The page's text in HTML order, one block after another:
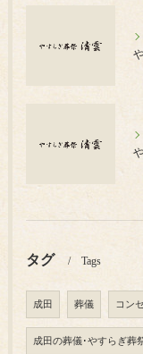
タグ Tags
成田 葬儀 コン
成田の葬儀･やすらぎ葬